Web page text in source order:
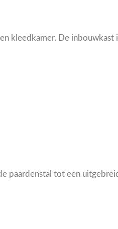
kleedkamer. De inbouwkast
paardenstal tot een